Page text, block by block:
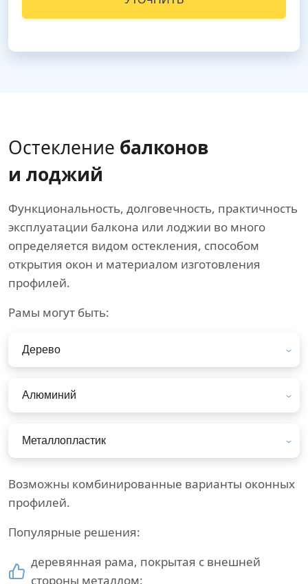
Остекление балконов
и лоджий
Функциональность, долговечность, практичность
эксплуатации балкона или лоджии во много
определяется видом остекления, способом
открытия окон и материалом изготовления
профилей.
Рамы могут быть:
Дерево
Алюминий
Металлопластик
Возможны комбинированные варианты оконных
профилей.
Популярные решения:
деревянная рама, покрытая с внешней
стороны металлом;